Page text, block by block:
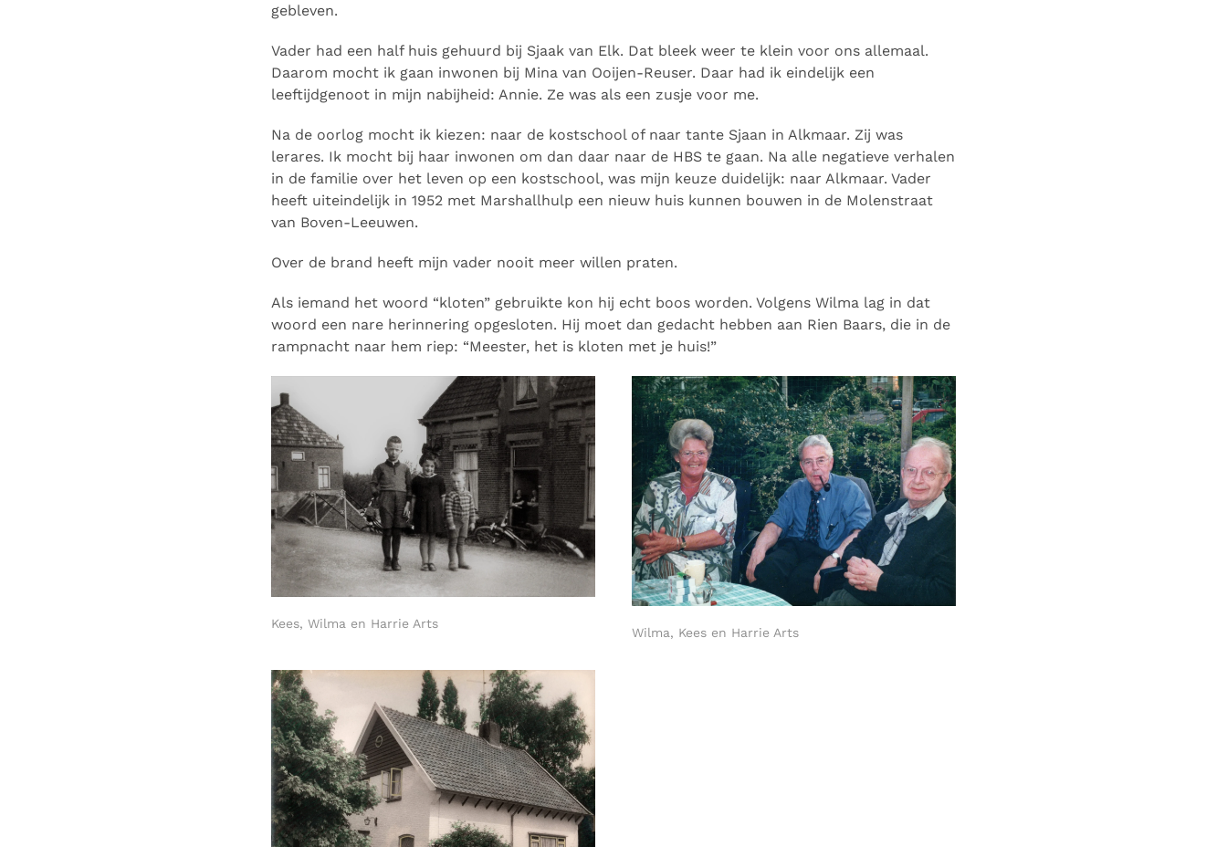
gebleven.
Vader had een half huis gehuurd bij Sjaak van Elk. Dat bleek weer te klein voor ons allemaal.
Daarom mocht ik gaan inwonen bij Mina van Ooijen-Reuser. Daar had ik eindelijk een
leeftijdgenoot in mijn nabijheid: Annie. Ze was als een zusje voor me.
Na de oorlog mocht ik kiezen: naar de kostschool of naar tante Sjaan in Alkmaar. Zij was
lerares. Ik mocht bij haar inwonen om dan daar naar de HBS te gaan. Na alle negatieve verhalen
in de familie over het leven op een kostschool, was mijn keuze duidelijk: naar Alkmaar. Vader
heeft uiteindelijk in 1952 met Marshallhulp een nieuw huis kunnen bouwen in de Molenstraat
van Boven-Leeuwen.
Over de brand heeft mijn vader nooit meer willen praten.
Als iemand het woord “kloten” gebruikte kon hij echt boos worden. Volgens Wilma lag in dat
woord een nare herinnering opgesloten. Hij moet dan gedacht hebben aan Rien Baars, die in de
rampnacht naar hem riep: “Meester, het is kloten met je huis!”
Kees, Wilma en Harrie Arts
Wilma, Kees en Harrie Arts